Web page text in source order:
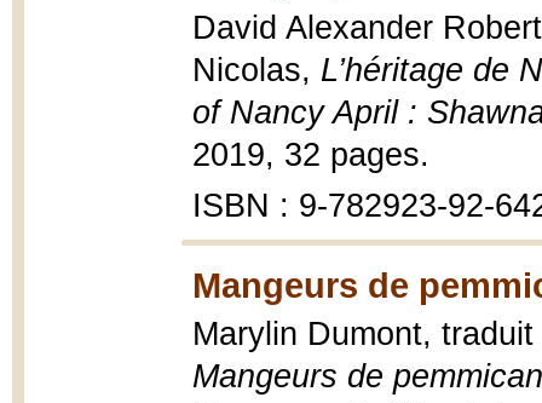
David Alexander
Nicolas, L’héritage de
of Nancy April :
2019, 32 pages.
ISBN : 9-782923-92-
Mangeurs de
Marylin Dumont,
Mangeurs de